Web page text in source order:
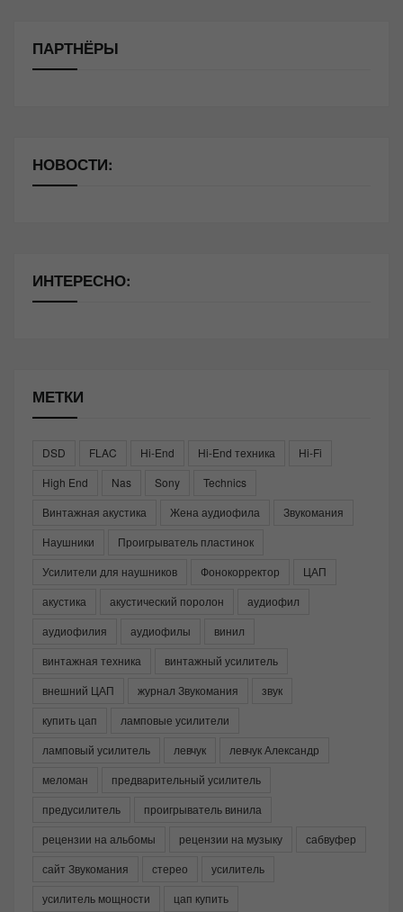
ПАРТНЁРЫ
НОВОСТИ:
ИНТЕРЕСНО:
МЕТКИ
DSD FLAC Hi-End Hi-End техника
Hi-Fi
High End
Nas Sony
Technics
Винтажная акустика
Жена аудиофила
Звукомания
Наушники
Проигрыватель пластинок
Усилители для наушников
Фонокорректор
ЦАП
акустика
акустический поролон
аудиофил
аудиофилия
аудиофилы
винил
винтажная техника
винтажный усилитель
внешний ЦАП
журнал Звукомания
звук
купить цап
ламповые усилители
ламповый усилитель
левчук
левчук Александр
меломан
предварительный усилитель
предусилитель
проигрыватель винила
рецензии на альбомы
рецензии на музыку
сабвуфер
сайт Звукомания
стерео
усилитель
усилитель мощности
цап купить